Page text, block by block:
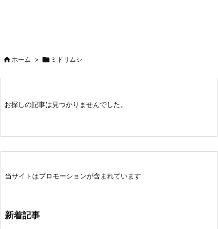
ホーム >  ミドリムシ
お探しの記事は見つかりませんでした。
当サイトはプロモーションが含まれています
新着記事